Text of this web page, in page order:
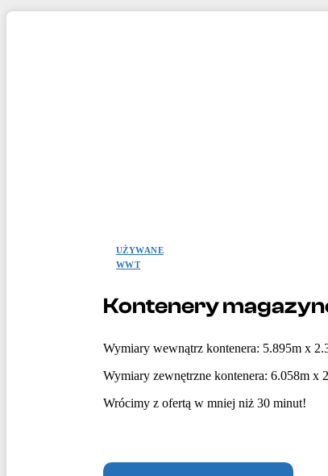
UŻYWANE
WWT
Kontenery
Wymiary wewnątrz kontenera: 5.895m x
Wymiary zewnętrzne kontenera: 6.058m x
Wrócimy z ofertą w mniej niż 30 minut!